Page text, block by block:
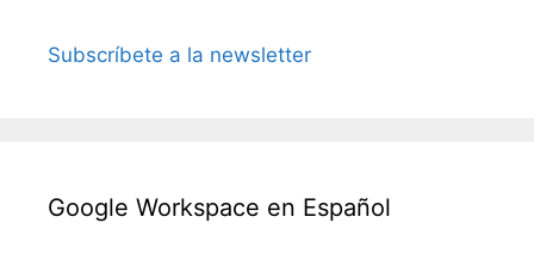
Subscríbete a la newsletter
Google Workspace en Español